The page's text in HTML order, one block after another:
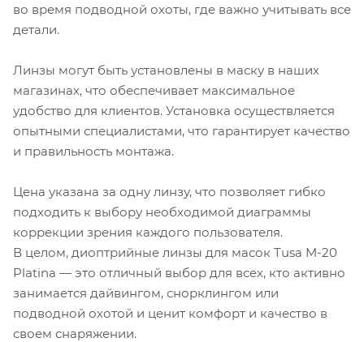
во время подводной охоты, где важно учитывать все
детали.
Линзы могут быть установлены в маску в наших
магазинах, что обеспечивает максимальное
удобство для клиентов. Установка осуществляется
опытными специалистами, что гарантирует качество
и правильность монтажа.
Цена указана за одну линзу, что позволяет гибко
подходить к выбору необходимой диаграммы
коррекции зрения каждого пользователя.
В целом, диоптрийные линзы для масок Tusa M-20
Platina — это отличный выбор для всех, кто активно
занимается дайвингом, снорклингом или
подводной охотой и ценит комфорт и качество в
своем снаряжении.